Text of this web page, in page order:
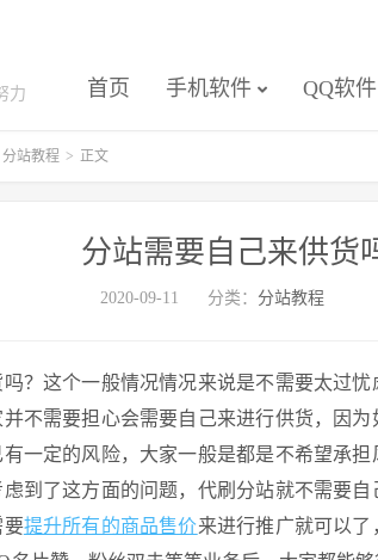
力
首页 手机软件 QQ软件
分站教程 > 正文
分站需要自己来供货
2020-09-11 分类： 分站教程
？这个一般情况情况来说是不需要太过
不需要担心会需要自己来进行供货，因
一定的风险，大家一般是都是不希望承
到了这方面的问题，代刷分站就不需要
要提升所有的商品售价来进行推广就可以